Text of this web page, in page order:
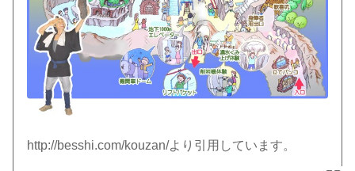
http://besshi.com/kouzan/より引用しています。